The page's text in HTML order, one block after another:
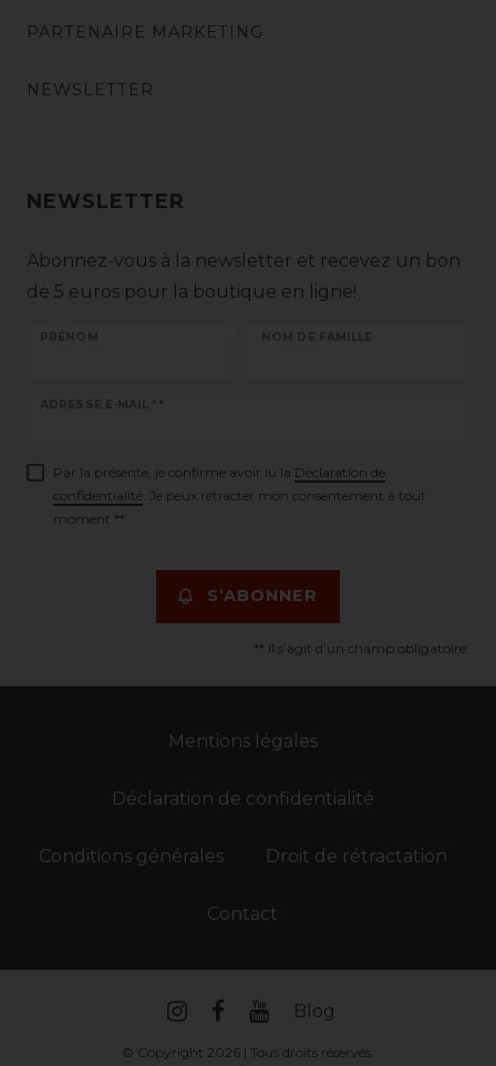
PARTENAIRE MARKETING
NEWSLETTER
NEWSLETTER
Abonnez-vous à la newsletter et recevez un bon
de 5 euros pour la boutique en ligne!
PRÉNOM NOM DE FAMILLE
ADRESSE E-MAIL **
Ceres::Template.newsletterHoneypotLabel
Par la présente, je confirme avoir lu la Déclaration de
confidentialité . Je peux rétracter mon consentement à tout
moment.**
S’ABONNER
** Il s’agit d’un champ obligatoire.
Mentions légales
Déclaration de confidentialité
Conditions générales Droit de rétractation
Contact
Blog
© Copyright 2026 | Tous droits réservés.